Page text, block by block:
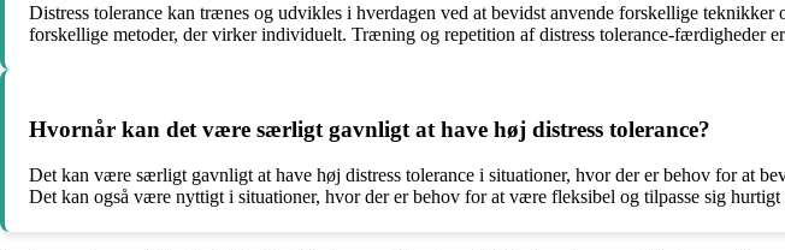
Distress tolerance kan trænes og udvikles i hverdagen ved at bevidst anvende forskellige
forskellige metoder, der virker individuelt. Træning og repetition af distress tolerance-færdigheder
Hvornår kan det være særligt gavnligt at have høj distress tolerance?
Det kan være særligt gavnligt at have høj distress tolerance i situationer, hvor der er behov for at
Det kan også være nyttigt i situationer, hvor der er behov for at være fleksibel og tilpasse sig